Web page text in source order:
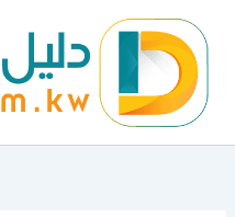
المحتوى